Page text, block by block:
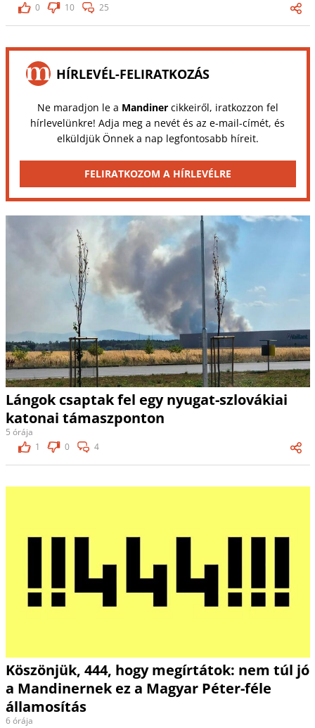
0
10 25
HÍRLEVÉL-FELIRATKOZÁS
Ne maradjon le a Mandinercikkeiről, iratkozzon fel
hírlevelünkre! Adja meg a nevét és az e-mail-címét, és
elküldjük Önnek a nap legfontosabb híreit.
FELIRATKOZOM A HÍRLEVÉLRE
Lángok csaptak fel egy nyugat-szlovákiai
katonai támaszponton
5 órája
1
0 4
Köszönjük, 444, hogy megírtátok: nem túl jó
a Mandinernek ez a Magyar Péter-féle
államosítás
6 órája